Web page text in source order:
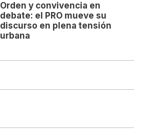
Orden y convivencia en
debate: el PRO mueve su
discurso en plena tensión
urbana